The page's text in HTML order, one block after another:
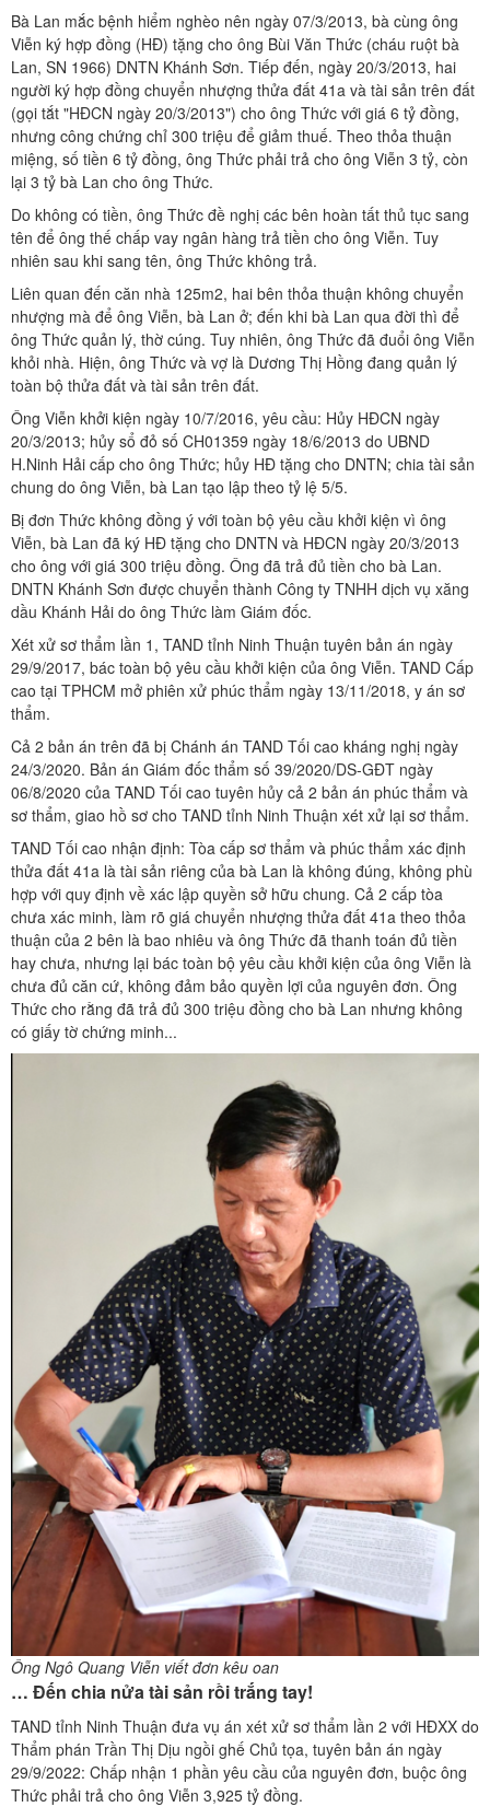
Bà Lan mắc bệnh hiểm nghèo nên ngày 07/3/2013, bà cùng ông
Viễn ký hợp đồng (HĐ) tặng cho ông Bùi Văn Thức (cháu ruột bà
Lan, SN 1966) DNTN Khánh Sơn. Tiếp đến, ngày 20/3/2013, hai
người ký hợp đồng chuyển nhượng thửa đất 41a và tài sản trên đất
(gọi tắt "HĐCN ngày 20/3/2013") cho ông Thức với giá 6 tỷ đồng,
nhưng công chứng chỉ 300 triệu để giảm thuế. Theo thỏa thuận
miệng, số tiền 6 tỷ đồng, ông Thức phải trả cho ông Viễn 3 tỷ, còn
lại 3 tỷ bà Lan cho ông Thức.
Do không có tiền, ông Thức đề nghị các bên hoàn tất thủ tục sang
tên để ông thế chấp vay ngân hàng trả tiền cho ông Viễn. Tuy
nhiên sau khi sang tên, ông Thức không trả.
Liên quan đến căn nhà 125m2, hai bên thỏa thuận không chuyển
nhượng mà để ông Viễn, bà Lan ở; đến khi bà Lan qua đời thì để
ông Thức quản lý, thờ cúng. Tuy nhiên, ông Thức đã đuổi ông Viễn
khỏi nhà. Hiện, ông Thức và vợ là Dương Thị Hồng đang quản lý
toàn bộ thửa đất và tài sản trên đất.
Ông Viễn khởi kiện ngày 10/7/2016, yêu cầu: Hủy HĐCN ngày
20/3/2013; hủy sổ đỏ số CH01359 ngày 18/6/2013 do UBND
H.Ninh Hải cấp cho ông Thức; hủy HĐ tặng cho DNTN; chia tài sản
chung do ông Viễn, bà Lan tạo lập theo tỷ lệ 5/5.
Bị đơn Thức không đồng ý với toàn bộ yêu cầu khởi kiện vì ông
Viễn, bà Lan đã ký HĐ tặng cho DNTN và HĐCN ngày 20/3/2013
cho ông với giá 300 triệu đồng. Ông đã trả đủ tiền cho bà Lan.
DNTN Khánh Sơn được chuyển thành Công ty TNHH dịch vụ xăng
dầu Khánh Hải do ông Thức làm Giám đốc.
Xét xử sơ thẩm lần 1, TAND tỉnh Ninh Thuận tuyên bản án ngày
29/9/2017, bác toàn bộ yêu cầu khởi kiện của ông Viễn. TAND Cấp
cao tại TPHCM mở phiên xử phúc thẩm ngày 13/11/2018, y án sơ
thẩm.
Cả 2 bản án trên đã bị Chánh án TAND Tối cao kháng nghị ngày
24/3/2020. Bản án Giám đốc thẩm số 39/2020/DS-GĐT ngày
06/8/2020 của TAND Tối cao tuyên hủy cả 2 bản án phúc thẩm và
sơ thẩm, giao hồ sơ cho TAND tỉnh Ninh Thuận xét xử lại sơ thẩm.
TAND Tối cao nhận định: Tòa cấp sơ thẩm và phúc thẩm xác định
thửa đất 41a là tài sản riêng của bà Lan là không đúng, không phù
hợp với quy định về xác lập quyền sở hữu chung. Cả 2 cấp tòa
chưa xác minh, làm rõ giá chuyển nhượng thửa đất 41a theo thỏa
thuận của 2 bên là bao nhiêu và ông Thức đã thanh toán đủ tiền
hay chưa, nhưng lại bác toàn bộ yêu cầu khởi kiện của ông Viễn là
chưa đủ căn cứ, không đảm bảo quyền lợi của nguyên đơn. Ông
Thức cho rằng đã trả đủ 300 triệu đồng cho bà Lan nhưng không
có giấy tờ chứng minh...
Ông Ngô Quang Viễn viết đơn kêu oan
… Đến chia nửa tài sản rồi trắng tay!
TAND tỉnh Ninh Thuận đưa vụ án xét xử sơ thẩm lần 2 với HĐXX do
Thẩm phán Trần Thị Dịu ngồi ghế Chủ tọa, tuyên bản án ngày
29/9/2022: Chấp nhận 1 phần yêu cầu của nguyên đơn, buộc ông
Thức phải trả cho ông Viễn 3,925 tỷ đồng.